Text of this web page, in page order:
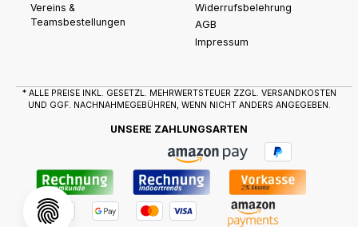
Vereins &
Teamsbestellungen
Widerrufsbelehrung
AGB
Impressum
* ALLE PREISE INKL. GESETZL. MEHRWERTSTEUER ZZGL. VERSANDKOSTEN
UND GGF. NACHNAHMEGEBÜHREN, WENN NICHT ANDERS ANGEGEBEN.
UNSERE ZAHLUNGSARTEN